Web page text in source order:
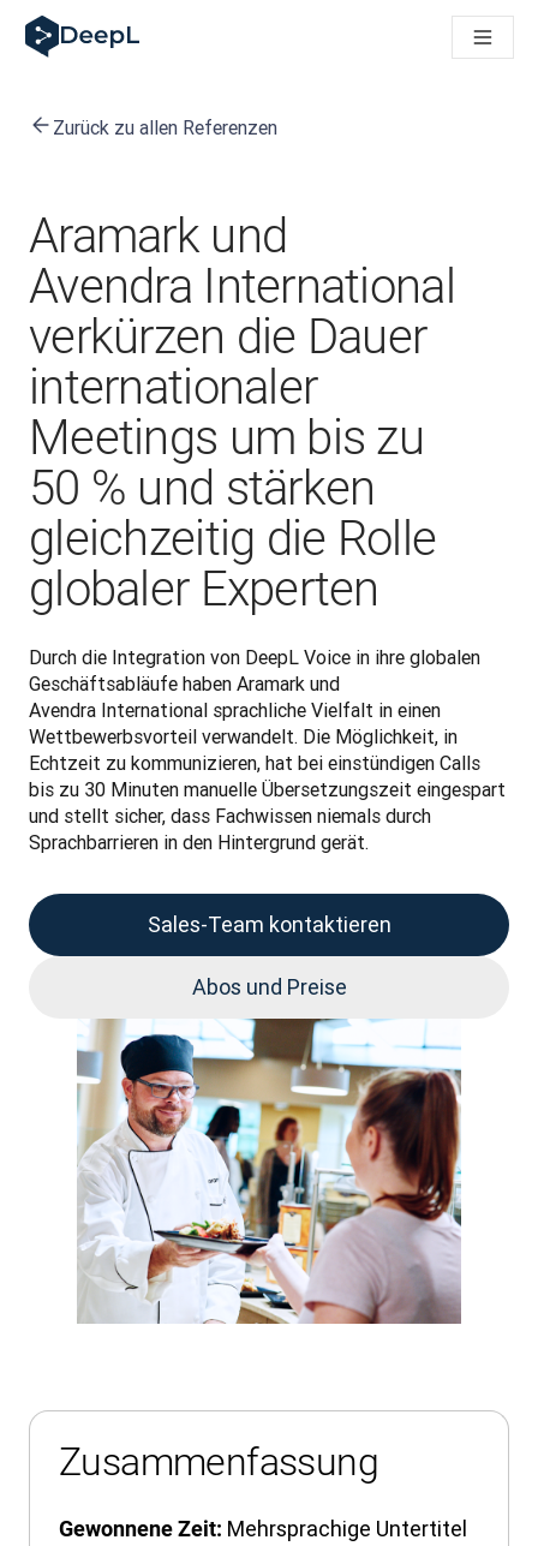
DeepL für KI‑Agenten
DeepL Translation Flow: Neue KI-gestützte Workflows für
Translation Flow entdecken: Lokalisierung mit
Von hochwertiger Textübersetzung zur Echtzeit-
Building an instantly accessible voice demo with DeepL
Zurück zu allen Referenzen
Aramark und
Avendra International
verkürzen die Dauer
internationaler
Meetings um bis zu
50 % und stärken
gleichzeitig die Rolle
globaler Experten
Durch die Integration von DeepL Voice in ihre globalen
Geschäftsabläufe haben Aramark und
Avendra International sprachliche Vielfalt in einen
Wettbewerbsvorteil verwandelt. Die Möglichkeit, in
Echtzeit zu kommunizieren, hat bei einstündigen Calls
bis zu 30 Minuten manuelle Übersetzungszeit eingespart
und stellt sicher, dass Fachwissen niemals durch
Sprachbarrieren in den Hintergrund gerät.
Sales-Team kontaktieren
Abos und Preise
Zusammenfassung
Gewonnene Zeit: Mehrsprachige Untertitel